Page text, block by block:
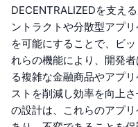
DECENTRALIZEDを支え
ントラクトや分散型アプ
を可能にすることで、ビ
れらの機能により、開発
る複雑な金融商品やアプ
ストを削減し効率を向上
の設計は、これらのアプ